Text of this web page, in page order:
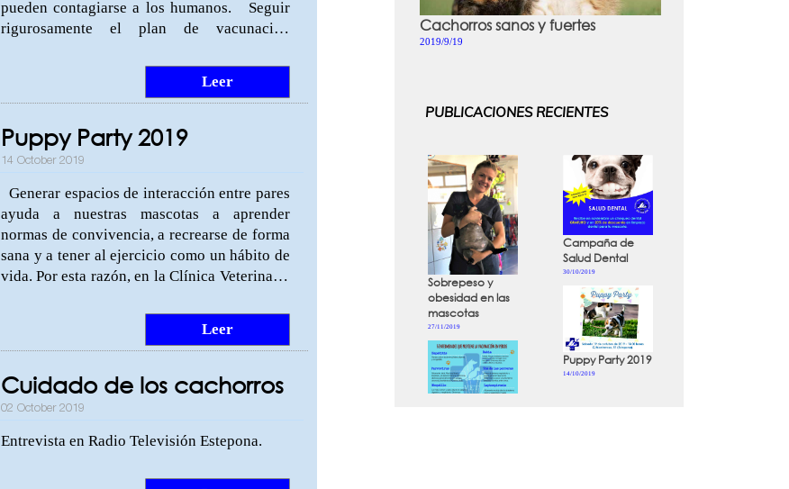
pueden contagiarse a los humanos. Seguir
rigurosamente el plan de vacunación
vida a ti y a tu mejor amigo. Conoce las
enfermedades que se pueden prevenir en
conocer nuestro protocolo de vacunación:
Leer
Puppy Party 2019
14 October 2019
ayuda a nuestras mascotas a aprender
normas de convivencia, a recrearse de forma
sana y a tener al ejercicio como un hábito de
vida. Por esta razón, en la Clínica Veterinaria
cachorros de la ciudad que estén entre los 2
y 4 meses de edad y cuenten con al menos su
participen en la segunda edición de la Puppy
Party, una jornada GRATUITA que tendrá
las 13:00 horas en las instalaciones de
Leer
Cuidado de los cachorros
02 October 2019
Sobrepeso y
obesidad en las
mascotas
27/11/2019
Campaña de
Salud Dental
30/10/2019
Puppy Party 2019
14/10/2019
Cachorros sanos y fuertes
2019/9/19
PUBLICACIONES RECIENTES